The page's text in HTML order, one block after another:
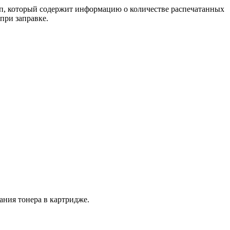
который содержит информацию о количестве распечатанных
заправке.
тонера в картридже.